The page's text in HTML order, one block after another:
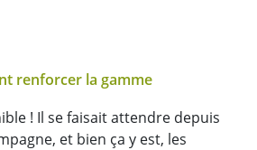
renforcer la gamme
! Il se faisait attendre depuis
et bien ça y est, les